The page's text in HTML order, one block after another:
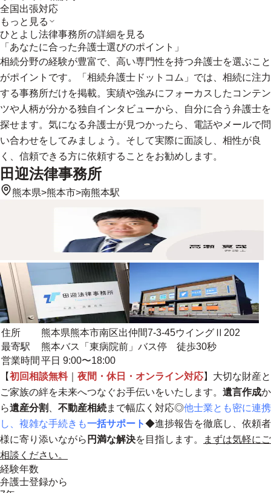
全国出張対応
もっと見る
ひとよし法律事務所の詳細を見る
「あなたに合った弁護士選びのポイント」
相続分野の経験が豊富で、高い専門性を持つ弁護士を選ぶこと
がポイントです。「相続弁護士ドットコム」では、相続に注力
する事務所だけを掲載。実績や強みにフォーカスしたコンテン
ツや人柄が分かる独自インタビューから、自分に合う弁護士を
探せます。気になる弁護士が見つかったら、電話やメールで問
い合わせをしてみましょう。そして実際に面談し、相性が良
く、信頼できる方に依頼することをお勧めします。
田迎法律事務所
熊本県>熊本市>南熊本駅
住所
熊本県熊本市南区出仲間7-3-45ウイングⅡ202
最寄駅
熊本バス「東病院前」バス停 徒歩30秒
営業時間 平日 9:00〜18:00
【初回相談無料｜ 夜間・休日・オンライン対応】大切な財産と
ご家族の絆を未来へつなぐお手伝いをいたします。 遺言作成か
ら遺産分割 不動産相続まで幅広く対応◎他士業とも密に連携
し、複雑な手続きも一括サポート◆進捗報告を徹底し、依頼者
様に寄り添いながら 円満な解決を目指します。
まずは気軽にご
相談ください。
経験年数
弁護士登録から